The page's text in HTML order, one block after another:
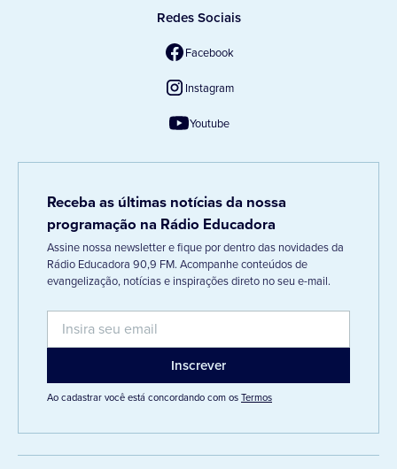
Redes Sociais
Facebook
Instagram
Youtube
Receba as últimas notícias da nossa
programação na Rádio Educadora
Assine nossa newsletter e fique por dentro das novidades da
Rádio Educadora 90,9 FM. Acompanhe conteúdos de
evangelização, notícias e inspirações direto no seu e-mail.
Ao cadastrar você está concordando com osTermos